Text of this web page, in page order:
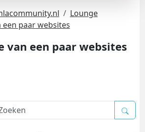
Lounge
een paar websites
van een paar websites